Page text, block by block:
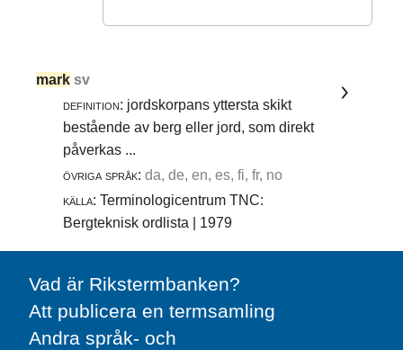
mark sv
definition: jordskorpans yttersta skikt
bestående av berg eller jord, som direkt
påverkas ...
övriga språk: da, de, en, es, fi, fr, no
källa: Terminologicentrum TNC:
Bergteknisk ordlista | 1979
Vad är Rikstermbanken?
Att publicera en termsamling
Andra språk- och